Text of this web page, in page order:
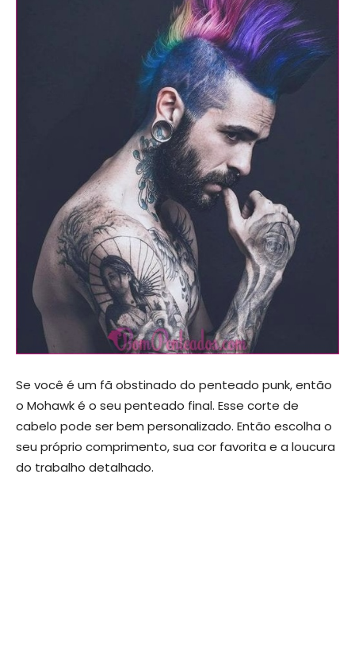
Se você é um fã obstinado do penteado punk, então
o Mohawk é o seu penteado final. Esse corte de
cabelo pode ser bem personalizado. Então escolha o
seu próprio comprimento, sua cor favorita e a loucura
do trabalho detalhado.